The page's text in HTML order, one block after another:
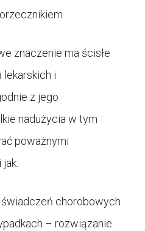
znaczenie ma ścisłe
i
z jego
nadużycia w tym
poważnymi
chorobowych
– rozwiązanie